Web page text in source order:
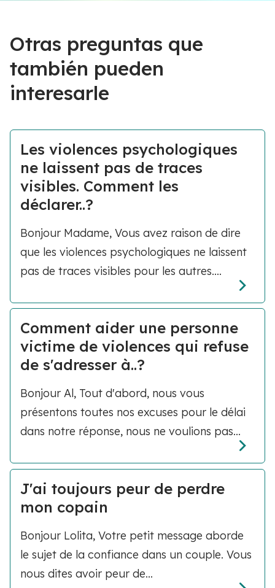
Otras preguntas que
también pueden
interesarle
Les violences psychologiques
ne laissent pas de traces
visibles. Comment les
déclarer..?
Bonjour Madame, Vous avez raison de dire
que les violences psychologiques ne laissent
pas de traces visibles pour les autres....
Comment aider une personne
victime de violences qui refuse
de s'adresser à..?
Bonjour Al, Tout d'abord, nous vous
présentons toutes nos excuses pour le délai
dans notre réponse, nous ne voulions pas...
J'ai toujours peur de perdre
mon copain
Bonjour Lolita, Votre petit message aborde
le sujet de la confiance dans un couple. Vous
nous dites avoir peur de...